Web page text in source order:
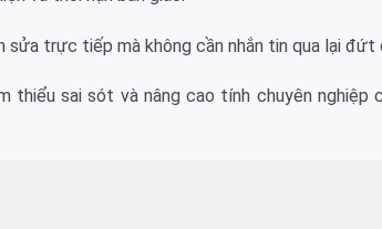
trực tiếp mà không cần nhắn tin qua lại đứt
thiểu sai sót và nâng cao tính chuyên nghiệp